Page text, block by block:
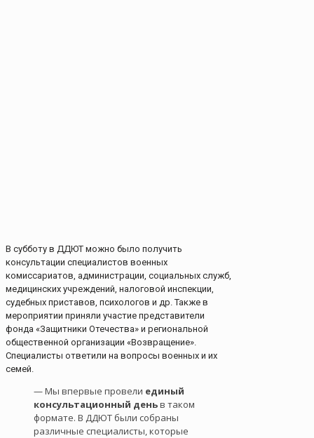
В субботу в ДДЮТ можно было получить
консультации специалистов военных
комиссариатов, администрации, социальных служб,
медицинских учреждений, налоговой инспекции,
судебных приставов, психологов и др. Также в
мероприятии приняли участие представители
фонда «Защитники Отечества» и региональной
общественной организации «Возвращение».
Специалисты ответили на вопросы военных и их
семей.
— Мы впервые провели единый
консультационный деньв таком
формате. В ДДЮТ были собраны
различные специалисты, которые